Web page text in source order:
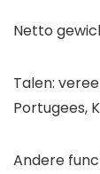
Netto
Talen:
Portugees,
Andere